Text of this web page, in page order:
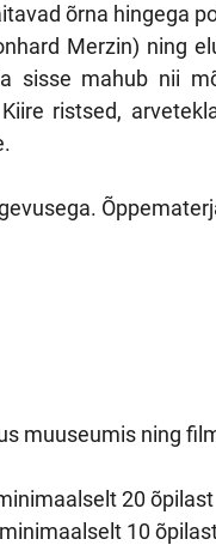
õrna hingega
Merzin) ning
sisse mahub nii
ristsed,
muuseumis ning
20 õpilast
10